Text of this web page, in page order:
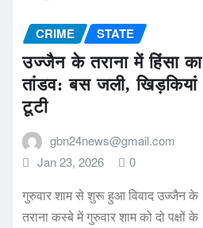
CRIME STATE
उज्जैन के तराना में हिंसा का
तांडव: बस जली, खिड़कियां
टूटी
gbn24news@gmail.com
Jan 23, 2026
0
गुरुवार शाम से शुरू हुआ विवाद उज्जैन के
तराना कस्बे में गुरुवार शाम को दो पक्षों के